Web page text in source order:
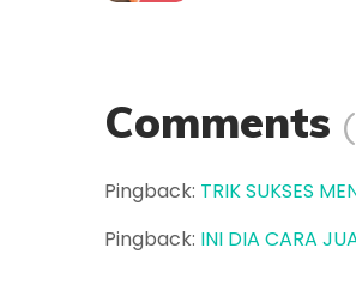
Comments
Pingback: TRIK SUKSES
Pingback: INI DIA CARA